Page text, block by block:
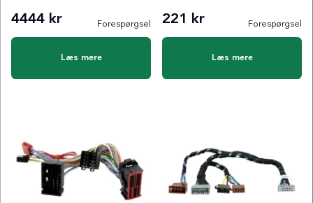
4444 kr Forespørgsel
Læs mere
221 kr Forespørgsel
Læs mere